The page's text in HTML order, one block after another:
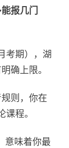
报几门
期），湖
确上限。
则，你在
课程。
味着你最